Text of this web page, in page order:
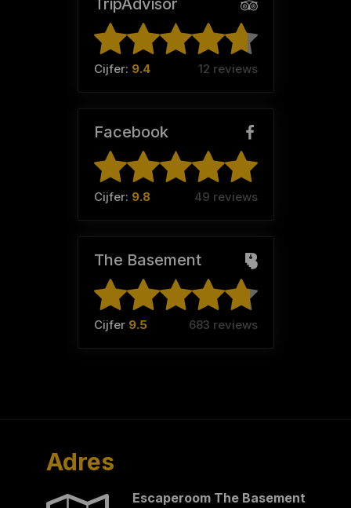
TripAdvisor
Cijfer: 9.4 12 reviews
Facebook
Cijfer: 9.8 49 reviews
The Basement
Cijfer 9.5 683 reviews
Adres
Escaperoom The Basement